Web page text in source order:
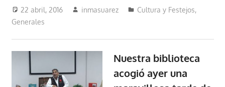
22 abril, 2016 inmasuarez Cultura y Festejos,
Generales
Nuestra biblioteca
acogió ayer una